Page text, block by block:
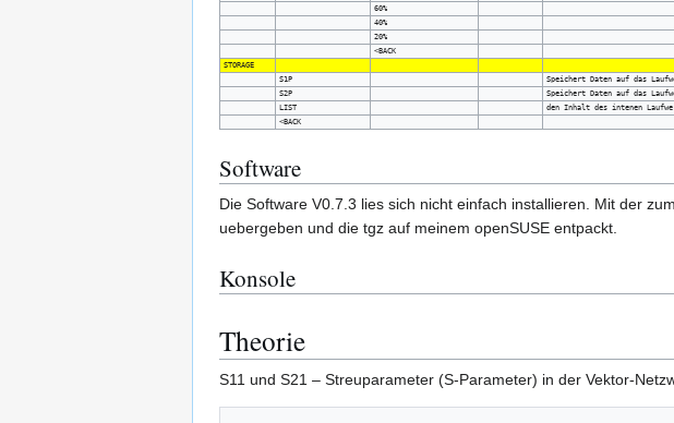
60%
40%
20%
<BACK
STORAGE
S1P
Speichert Daten auf das
S2P
Speichert Daten auf das
LIST
den Inhalt des intenen
<BACK
Software
Die Software V0.7.3 lies sich nicht einfach installieren. Mit der
uebergeben und die tgz auf meinem openSUSE entpackt.
Konsole
Theorie
S11 und S21 – Streuparameter (S-Parameter) in der Vektor-